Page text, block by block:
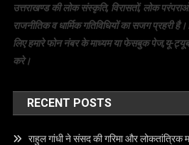
उत्तराखण्ड की लोक संस्कृति, विरासतों, लोक
राजनीतिक व धार्मिक गतिविधियों का सजग
लिए हमारे फोन नंबर के माध्यम या फेसबुक पेज,यू-
करे।
RECENT POSTS
राहुल गांधी ने संसद की गरिमा और लोकतांत्रिक